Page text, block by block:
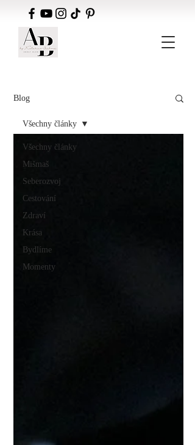
Blog
Všechny články
Mišmaš
Seberozvoj
Cestování
Zdraví
Krása
Bydlíme
Momenty
Všechny články